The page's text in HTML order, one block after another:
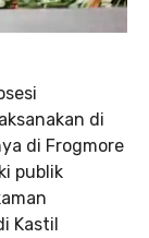
di
di Frogmore
publik
Kastil